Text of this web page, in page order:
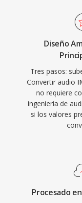
Diseño
Tres pasos:
Convertir audio
no requiere
ingenieria de
si los valores
Procesado